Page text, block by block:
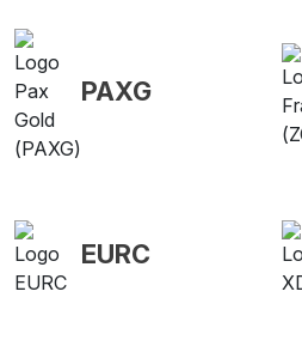
PAXG
EURC